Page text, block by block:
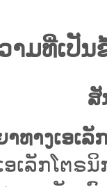
ມທີ່ເປັນ
ສັ
ທາງເອເລັ
ລັກໂຕຣນິ